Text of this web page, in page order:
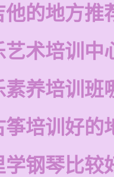
他的地方推
艺术培训中
素养培训班
筝培训好的
学钢琴比较